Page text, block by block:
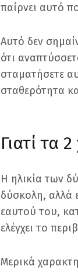
παίρνει αυτό
Αυτό δεν
ότι
σταματήσετε
σταθερότητα
Γιατί τα
Η ηλικία των
δύσκολη, αλλά
εαυτού του,
ελέγχει το
Μερικά